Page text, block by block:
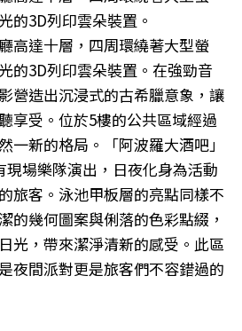
的3D列印雲朵裝置。
高達十層，四周環繞著大型螢
的3D列印雲朵裝置。在強勁音
營造出沉浸式的古希臘意象，讓
享受。位於5樓的公共區域經過
一新的格局。「阿波羅大酒吧」
現場樂隊演出，日夜化身為活動
旅客。泳池甲板層的亮點同樣不
的幾何圖案與俐落的色彩點綴，
光，帶來潔淨清新的感受。此區
夜間派對更是旅客們不容錯過的